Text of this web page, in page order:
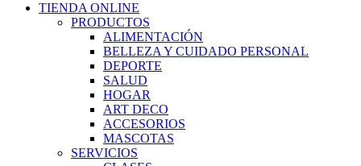
TIENDA ONLINE
PRODUCTOS
ALIMENTACIÓN
BELLEZA Y CUIDADO PERSONAL
DEPORTE
SALUD
HOGAR
ART DECO
ACCESORIOS
MASCOTAS
SERVICIOS